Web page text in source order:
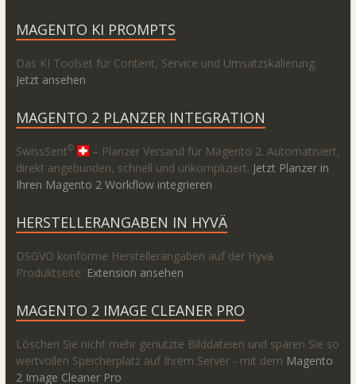
MAGENTO KI PROMPTS
Das KI Toolset für Content, Service und Umsatzskalierung.
Jetzt ansehen
MAGENTO 2 PLANZER INTEGRATION
SwissSent©
– Planzer Versand für Magento 2. Automatisiert,
direkt angebunden, schnell und unkompliziert. Jetzt Planzer in
Ihren Magento 2 Workflow integrieren
HERSTELLERANGABEN IN HYVÄ
DSGVO konforme Herstellerangaben auf der Hyvä
Produktseite: Extension ansehen
MAGENTO 2 IMAGE CLEANER PRO
Löschen Sie nicht mehr genutzte Bilddateien und sparen Sie so
wertvollen Speicherplatz auf Ihrem Server - mit dem Magento
2 Image Cleaner Pro